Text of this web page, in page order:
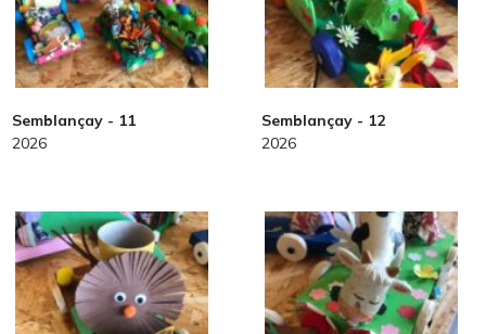
Semblançay - 11
2026
Semblançay - 12
2026